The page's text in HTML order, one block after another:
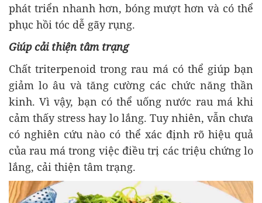
phát triển nhanh hơn, bóng mượt hơn và có thể
phục hồi tóc dễ gãy rụng.
Giúp cải thiện tâm trạng
Chất triterpenoid trong rau má có thể giúp bạn
giảm lo âu và tăng cường các chức năng thần
kinh. Vì vậy, bạn có thể uống nước rau má khi
cảm thấy stress hay lo lắng. Tuy nhiên, vẫn chưa
có nghiên cứu nào có thể xác định rõ hiệu quả
của rau má trong việc điều trị các triệu chứng lo
lắng, cải thiện tâm trạng.